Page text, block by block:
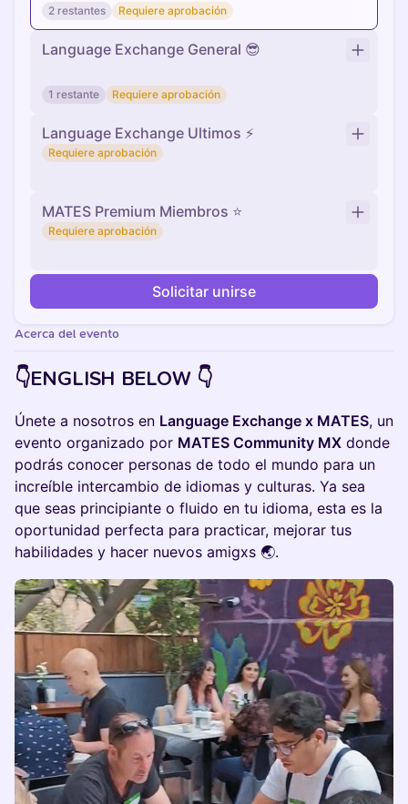
2 restantes Requiere aprobación
Language Exchange General 😎
1 restante Requiere aprobación
Language Exchange Ultimos ⚡
Requiere aprobación
MATES Premium Miembros ⭐
Requiere aprobación
Solicitar unirse
Acerca del evento
👇ENGLISH BELOW 👇
Únete a nosotros en Language Exchange x MATES, un
evento organizado por MATES Community MX donde
podrás conocer personas de todo el mundo para un
increíble intercambio de idiomas y culturas. Ya sea
que seas principiante o fluido en tu idioma, esta es la
oportunidad perfecta para practicar, mejorar tus
habilidades y hacer nuevos amigxs 🌏.